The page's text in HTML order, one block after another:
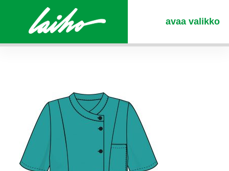
avaa valikko